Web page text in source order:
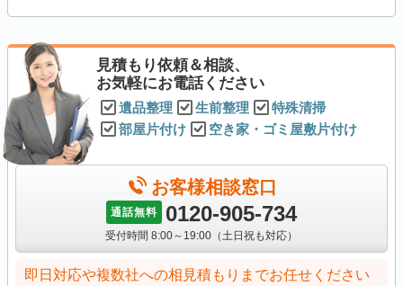
見積もり依頼＆相談、
お気軽にお電話ください
遺品整理 生前整理
特殊清掃
部屋片付け
空き家・ゴミ屋敷片付け
お客様相談窓口
通話無料 0120-905-734
受付時間 8:00～19:00（土日祝も対応）
即日対応や複数社への相見積もりまでお任せください